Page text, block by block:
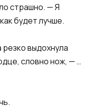
страшно. — Я
будет лучше.
выдохнула
словно нож, — …